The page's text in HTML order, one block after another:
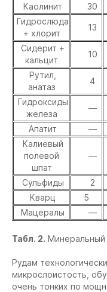
Каолинит
30
Гидрослюда
+ хлорит
13
Сидерит +
кальцит
10
Рутил,
анатаз
4
Гидроксиды
железа
—
Апатит —
Калиевый
полевой
шпат
—
Сульфиды 2
Кварц
5
Мацералы
—
Табл. 2. Минеральный
Рудам
микрослоистость,
очень тонких по